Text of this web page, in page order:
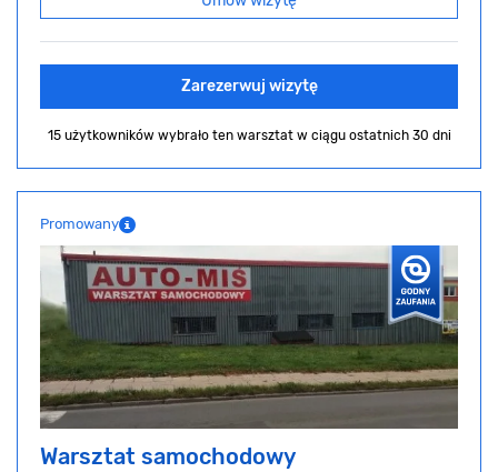
Zarezerwuj wizytę
15 użytkowników wybrało ten warsztat w ciągu ostatnich 30 dni
Promowany
Warsztat samochodowy